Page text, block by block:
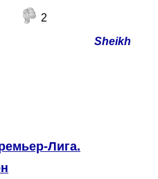
2
Sheikh
Лига.